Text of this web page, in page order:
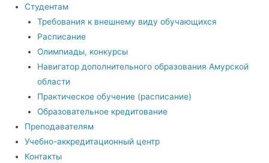
Студентам
Требования к внешнему виду обучающихся
Расписание
Олимпиады, конкурсы
Навигатор дополнительного образования Амурской
области
Практическое обучение (расписание)
Образовательное кредитование
Преподавателям
Учебно-аккредитационный центр
Контакты